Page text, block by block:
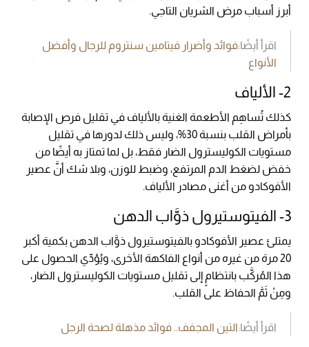
أبرز أسباب مرض الشريان التاجي.
اقرأ أيضًا:فوائد وأضرار فيتامين سنتروم للرجال وأفضل
الأنواع
2- الألياف
كذلك تُساهِم الأطعمة الغنية بالألياف في تقليل فرص الإصابة
بأمراض القلب بنسبة 30%، وليس ذلك لدورها في تقليل
مستويات الكوليسترول الضار فقط، بل لما تمتاز به أيضًا من
خفض لضغط الدم المرتفع، وضبط للوزن، وبلا شك أنَّ عصير
الأفوكادو من أغنى مصادر الألياف.
3- الفيتوستيرول ذوَّاب الدهن
يمتلئ عصير الأفوكادو بالفيتوستيرول ذوَّاب الدهن بكمية أكبر
20 مرة من غيره من أنواع الفاكهة الأخرى، ويُؤدِّي الحصول على
هذا المُركَّب بانتظامٍ إلى تقليل مستويات الكوليسترول الضار،
ومِنْ ثَمَّ الحفاظ على القلب.
اقرأ أيضًا:التين المجفف.. فوائد مذهلة لصحة الرجل